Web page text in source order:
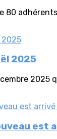
80
2025
2025
est